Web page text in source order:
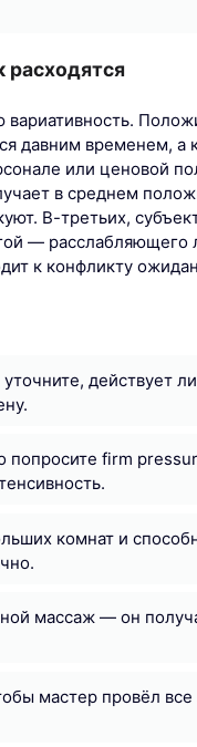
расходятся
давним временем, а
или ценовой
в среднем
В-третьих,
— расслабляющего
к конфликту
действует
firm
комнат и
массаж — он
мастер провёл